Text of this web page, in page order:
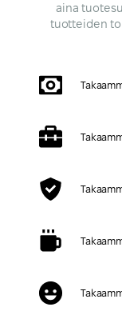
aina
tuotteiden